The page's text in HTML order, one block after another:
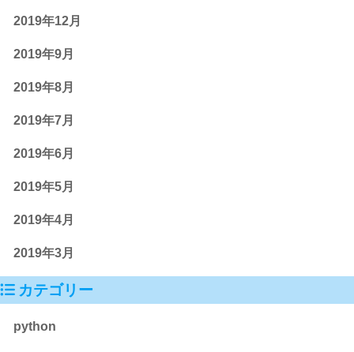
2019年12月
2019年9月
2019年8月
2019年7月
2019年6月
2019年5月
2019年4月
2019年3月
カテゴリー
python